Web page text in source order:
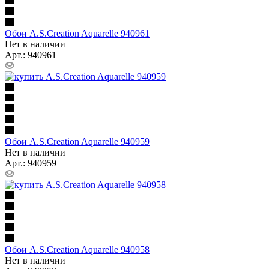
Обои A.S.Creation Aquarelle 940961
Нет в наличии
Арт.: 940961
Обои A.S.Creation Aquarelle 940959
Нет в наличии
Арт.: 940959
Обои A.S.Creation Aquarelle 940958
Нет в наличии